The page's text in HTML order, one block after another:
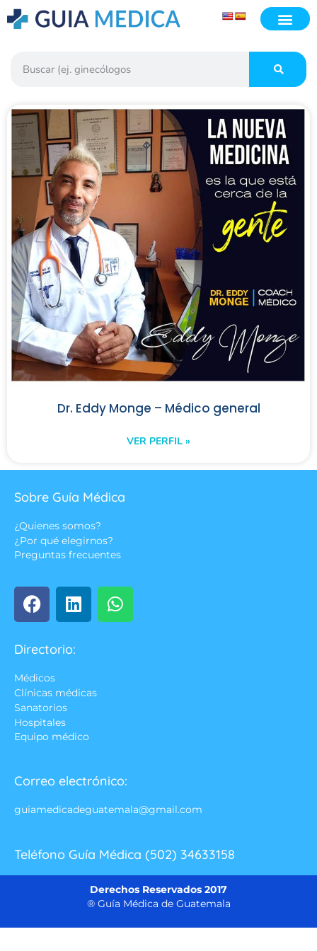
Dr. Eddy Monge – Médico general
VER PERFIL »
Sobre Guía Médica
¿Quienes somos?
¿Por qué elegirnos?
Preguntas frecuentes
Directorio:
Médicos
Clínicas médicas
Sanatorios
Hospitales
Equipo médico
Correo electrónico:
guiamedicadeguatemala@gmail.com
Teléfono Guía Médica (502) 34633158
Derechos Reservados 2017
® Guía Médica de Guatemala